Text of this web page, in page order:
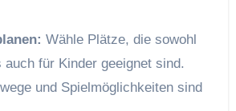
Wähle Plätze, die sowohl
auch für Kinder geeignet sind.
und Spielmöglichkeiten sind